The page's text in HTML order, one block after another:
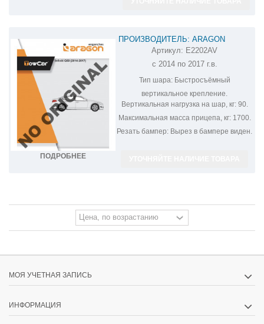
ПОДРОБНЕЕ
ПРОИЗВОДИТЕЛЬ: ARAGON
ФАРКОП НА INFINITI Q50 E2202AV
Артикул: E2202AV
с 2014 по 2017 г.в.
Тип шара:Быстросъёмный
вертикальное крепление.
Вертикальная нагрузка на шар, кг:90.
Максимальная масса прицепа, кг:1700.
Резать бампер: Вырез в бампере виден.
МОЯ УЧЕТНАЯ ЗАПИСЬ
ИНФОРМАЦИЯ